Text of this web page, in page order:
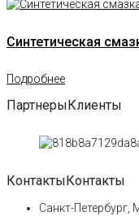
Синтетическая
Подробнее
ПартнерыКлиенты
Контакты Контакты
Санкт-